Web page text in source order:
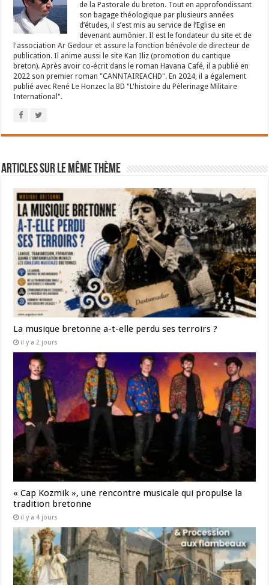
de la Pastorale du breton. Tout en approfondissant
son bagage théologique par plusieurs années
d’études, il s’est mis au service de l’Eglise en
devenant aumônier. Il est le fondateur du site et de
l'association Ar Gedour et assure la fonction bénévole de directeur de
publication. Il anime aussi le site Kan Iliz (promotion du cantique
breton). Après avoir co-écrit dans le roman Havana Café, il a publié en
2022 son premier roman "CANNTAIREACHD". En 2024, il a également
publié avec René Le Honzec la BD "L'histoire du Pèlerinage Militaire
International".
Articles sur le même thème
La musique bretonne a-t-elle perdu ses terroirs ?
il y a 2 jours
« Cap Kozmik », une rencontre musicale qui propulse la
tradition bretonne
il y a 4 jours